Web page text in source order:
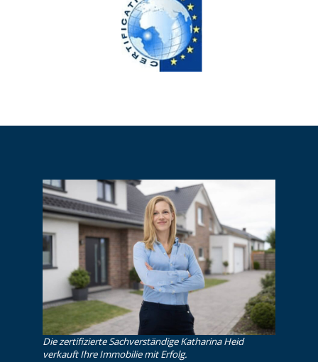
Die zertifizierte Sachverständige Katharina Heid
verkauft Ihre Immobilie mit Erfolg.